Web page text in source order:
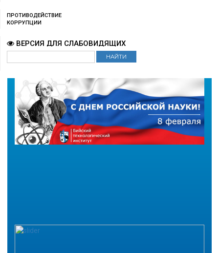
ПРОТИВОДЕЙСТВИЕ
КОРРУПЦИИ
ВЕРСИЯ ДЛЯ СЛАБОВИДЯЩИХ